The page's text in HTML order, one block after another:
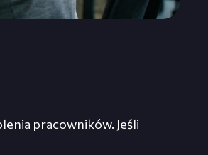
pracowników. Jeśli